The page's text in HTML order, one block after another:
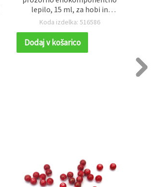
lepilo, 15 ml, za hobi in
ročna dela
Koda izdelka: 516586
Dodaj v košarico